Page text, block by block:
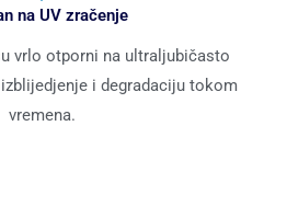
na UV zračenje
vrlo otporni na ultraljubičasto
i degradaciju tokom
vremena.